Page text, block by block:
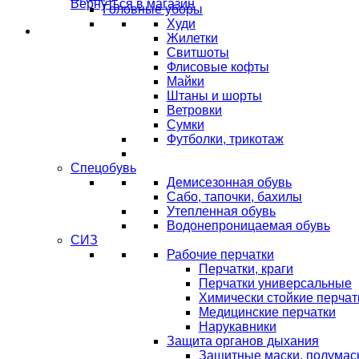
Вернуться в магазин
Головные уборы
Худи
Жилетки
Свитшоты
Флисовые кофты
Майки
Штаны и шорты
Ветровки
Сумки
Футболки, трикотаж
Спецобувь
Демисезонная обувь
Сабо, тапочки, бахилы
Утепленная обувь
Водонепроницаемая обувь
СИЗ
Рабочие перчатки
Перчатки, краги
Перчатки универсальные
Химически стойкие
Медицинские перчатки
Нарукавники
Защита органов дыхания
Защитные маски,